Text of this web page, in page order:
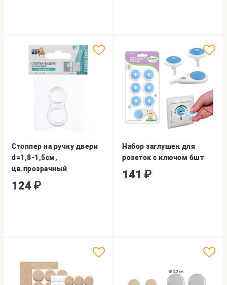
Стоппер на ручку двери
d=1,8-1,5см,
цв.прозрачный
124 ₽
Набор заглушек для
розеток с ключом 6шт
141 ₽